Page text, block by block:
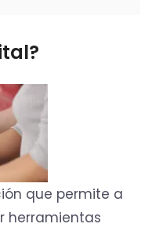
que permite a
herramientas